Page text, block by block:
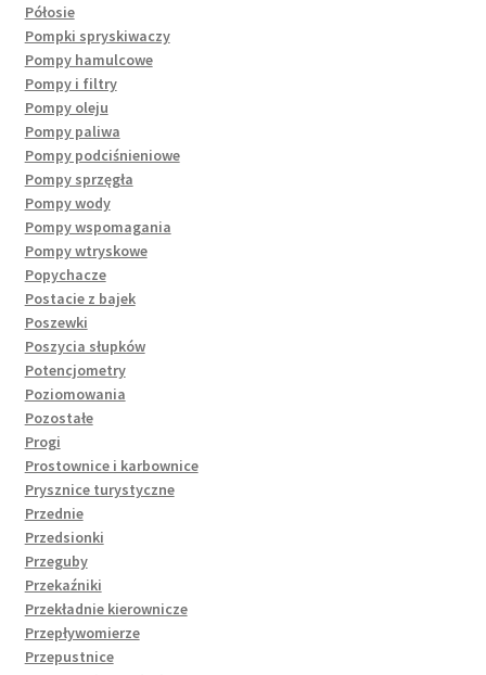
Półosie
Pompki spryskiwaczy
Pompy hamulcowe
Pompy i filtry
Pompy oleju
Pompy paliwa
Pompy podciśnieniowe
Pompy sprzęgła
Pompy wody
Pompy wspomagania
Pompy wtryskowe
Popychacze
Postacie z bajek
Poszewki
Poszycia słupków
Potencjometry
Poziomowania
Pozostałe
Progi
Prostownice i karbownice
Prysznice turystyczne
Przednie
Przedsionki
Przeguby
Przekaźniki
Przekładnie kierownicze
Przepływomierze
Przepustnice